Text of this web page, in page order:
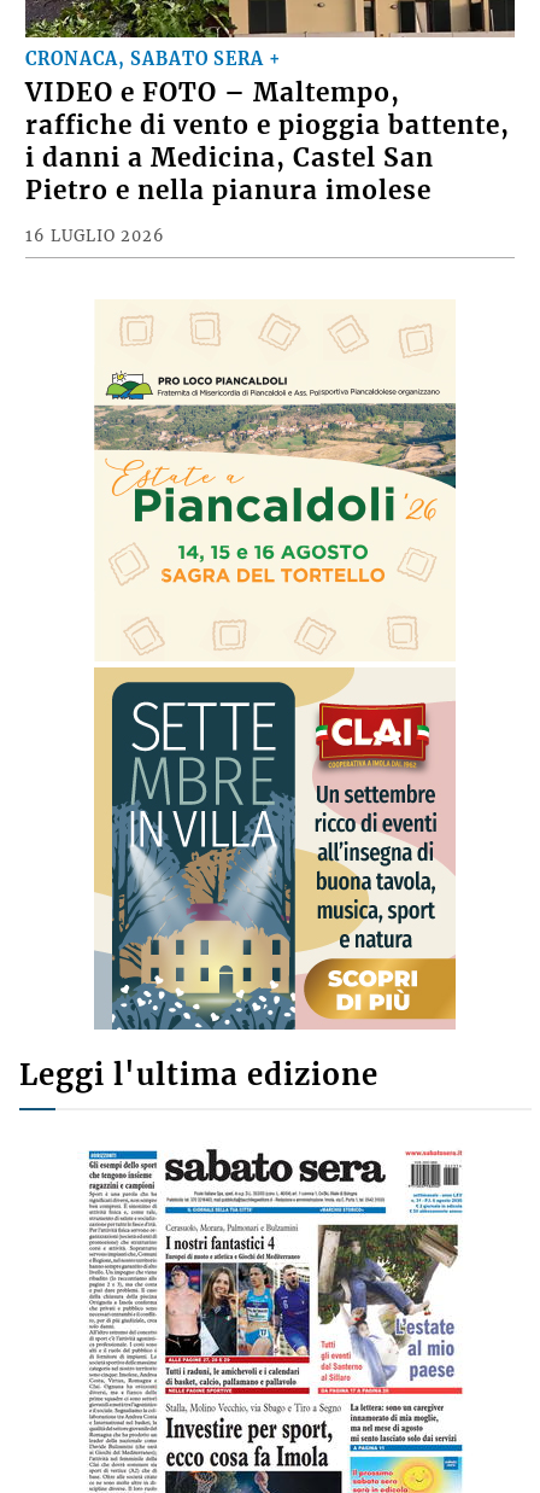
CRONACA, SABATO SERA +
VIDEO e FOTO – Maltempo,
raffiche di vento e pioggia battente,
i danni a Medicina, Castel San
Pietro e nella pianura imolese
16 LUGLIO 2026
Leggi l'ultima edizione